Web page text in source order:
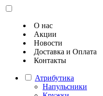
О нас
Акции
Новости
Доставка и Оплата
Контакты
Атрибутика
Напульсники